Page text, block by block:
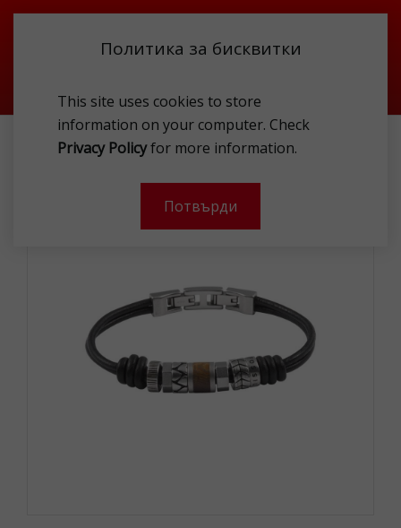
Политика за бисквитки
This site uses cookies to store
information on your computer. Check
Privacy Policyfor more information.
Потвърди
FOSSIL JF84196040 BRAC